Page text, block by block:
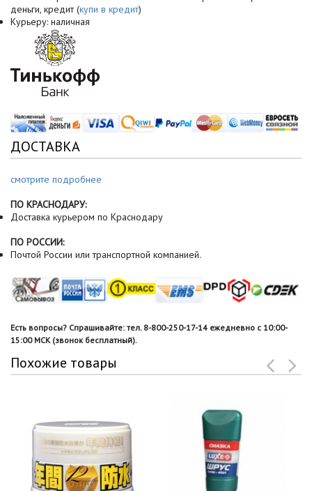
деньги, кредит (купи в кредит)
Курьеру: наличная
ДОСТАВКА
смотрите подробнее
ПО КРАСНОДАРУ:
Доставка курьером по Краснодару
ПО РОССИИ:
Почтой России или транспортной компанией.
Есть вопросы? Спрашивайте: тел. 8-800-250-17-14 ежедневно с 10:00-
15:00 МСК (звонок бесплатный).
Похожие товары